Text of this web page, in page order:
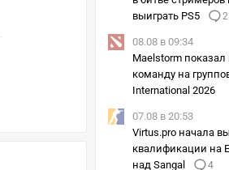
выиграть PS5
08.08 в 09:34
Maelstorm
команду на
International 2026
07.08 в 20:53
Virtus.pro начала
квалификации на
над Sangal
4